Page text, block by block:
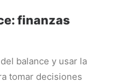
finanzas
balance y usar la
tomar decisiones